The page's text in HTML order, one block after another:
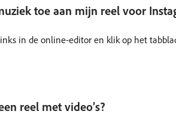
toe aan mijn reel voor
in de online-editor en klik op het
reel met video’s?